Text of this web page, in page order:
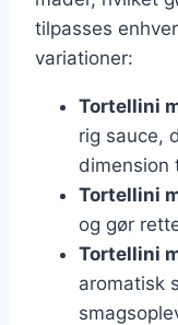
tilpasses
variationer:
Tortellini
rig sauce,
dimension
Tortellini
og gør
Tortellini
aromatisk